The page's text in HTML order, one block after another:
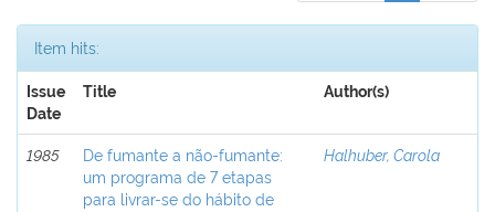
Item hits:
Issue
Date
Title Author(s)
1985
De fumante a não-fumante:
um programa de 7 etapas
para livrar-se do hábito de
Halhuber, Carola